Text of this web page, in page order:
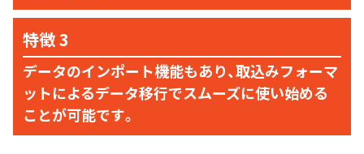
データのインポート機能もあり、取込みフォーマ
ットによるデータ移行でスムーズに使い始める
ことが可能です。